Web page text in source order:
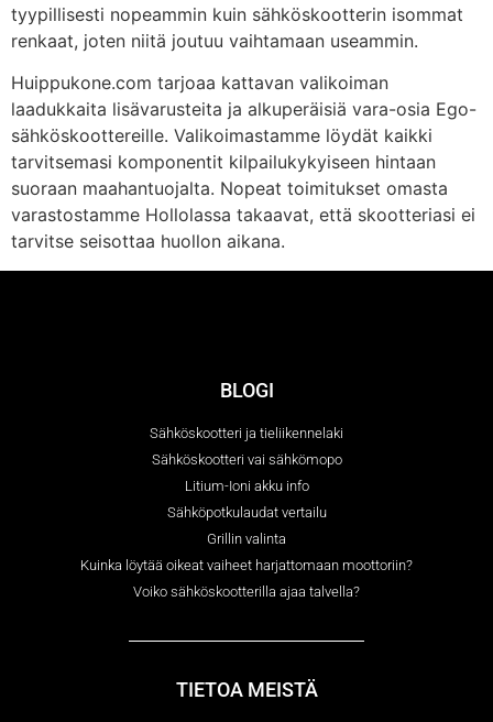
tyypillisesti nopeammin kuin sähköskootterin isommat
renkaat, joten niitä joutuu vaihtamaan useammin.
Huippukone.com tarjoaa kattavan valikoiman
laadukkaita lisävarusteita ja alkuperäisiä vara-osia Ego-
sähköskoottereille. Valikoimastamme löydät kaikki
tarvitsemasi komponentit kilpailukykyiseen hintaan
suoraan maahantuojalta. Nopeat toimitukset omasta
varastostamme Hollolassa takaavat, että skootteriasi ei
tarvitse seisottaa huollon aikana.
BLOGI
Sähköskootteri ja tieliikennelaki
Sähköskootteri vai sähkömopo
Litium-Ioni akku info
Sähköpotkulaudat vertailu
Grillin valinta
Kuinka löytää oikeat vaiheet harjattomaan moottoriin?
Voiko sähköskootterilla ajaa talvella?
TIETOA MEISTÄ